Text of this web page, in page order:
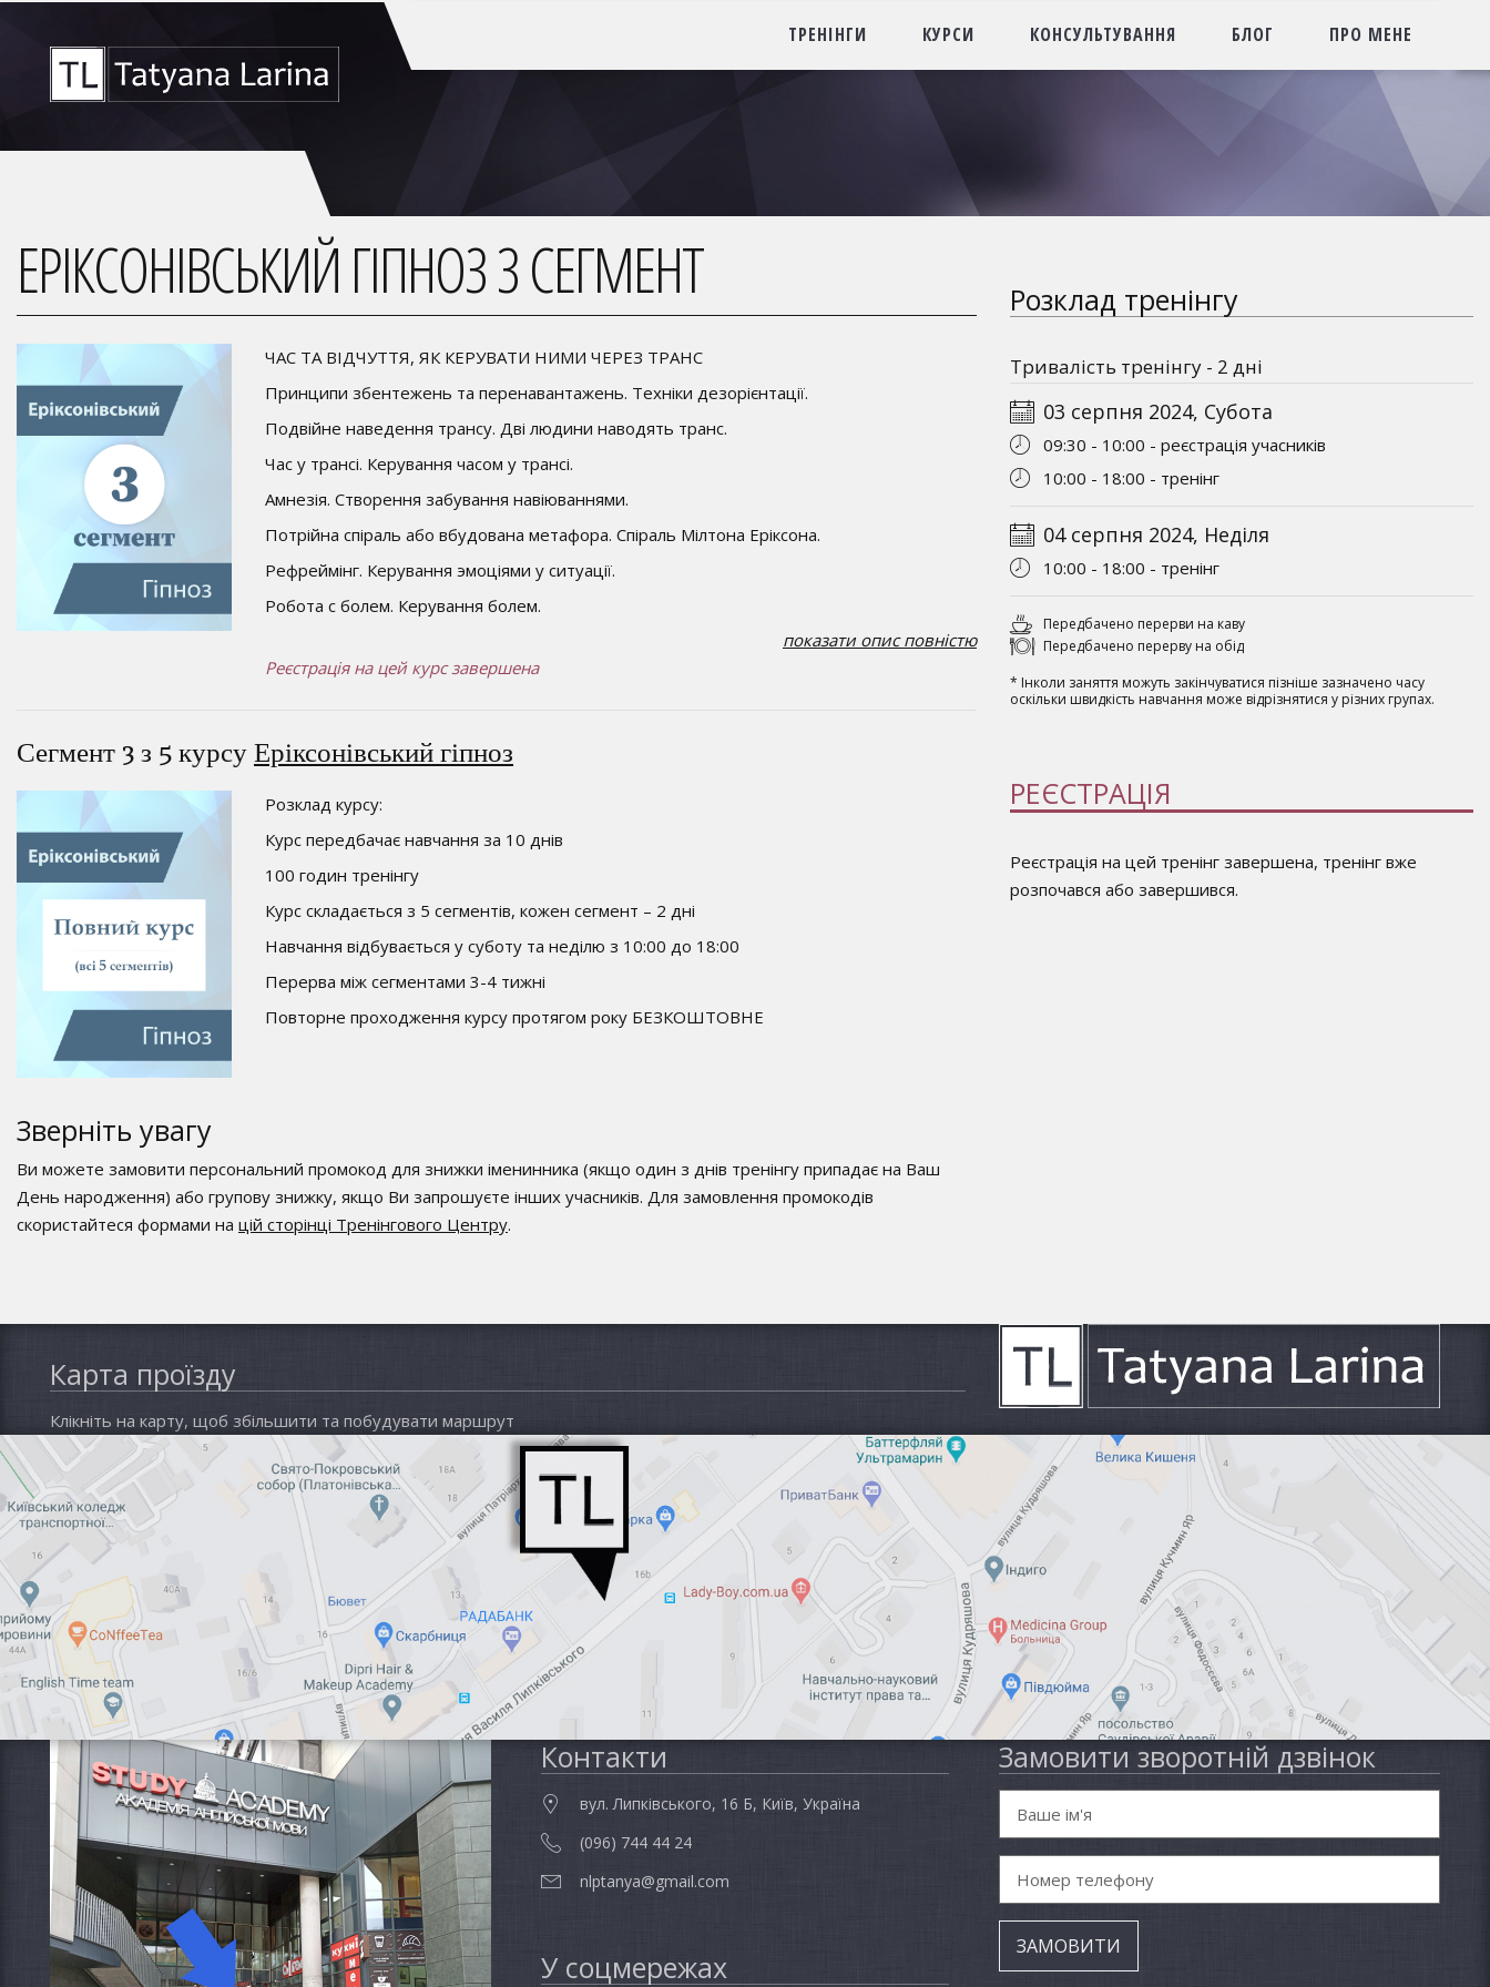
ТРЕНІНГИ КУРСИ КОНСУЛЬТУВАННЯ БЛОГ ПРО МЕНЕ
ЕРІКСОНІВСЬКИЙ ГІПНОЗ 3 СЕГМЕНТ
ЧАС ТА ВІДЧУТТЯ, ЯК КЕРУВАТИ НИМИ ЧЕРЕЗ ТРАНС
Принципи збентежень та перенавантажень. Техніки дезорієнтації.
Подвійне наведення трансу. Дві людини наводять транс.
Час у трансі. Керування часом у трансі.
Амнезія. Створення забування навіюваннями.
Потрійна спіраль або вбудована метафора. Спіраль Мілтона Еріксона.
Рефреймінг. Керування эмоціями у ситуації.
Робота с болем. Керування болем.
показати опис повністю
Реєстрація на цей курс завершена
Сегмент 3 з 5 курсу Еріксонівський гіпноз
Розклад курсу:
Курс передбачає навчання за 10 днів
100 годин тренінгу
Курс складається з 5 сегментів, кожен сегмент – 2 дні
Навчання відбувається у суботу та неділю з 10:00 до 18:00
Перерва між сегментами 3-4 тижні
Повторне проходження курсу протягом року БЕЗКОШТОВНЕ
Зверніть увагу
Ви можете замовити персональний промокод для знижки іменинника (якщо один з днів тренінгу припадає на Ваш
День народження) або групову знижку, якщо Ви запрошуєте інших учасників. Для замовлення промокодів
скористайтеся формами на цій сторінці Тренінгового Центру.
Розклад тренінгу
Тривалість тренінгу - 2 дні
03 серпня 2024, Субота
09:30 - 10:00 - реєстрація учасників
10:00 - 18:00 - тренінг
04 серпня 2024, Неділя
10:00 - 18:00 - тренінг
Передбачено перерви на каву
Передбачено перерву на обід
* Інколи заняття можуть закінчуватися пізніше зазначено часу
оскільки швидкість навчання може відрізнятися у різних групах.
РЕЄСТРАЦІЯ
Реєстрація на цей тренінг завершена, тренінг вже
розпочався або завершився.
Карта проїзду
Клікніть на карту, щоб збільшити та побудувати маршрут
Контакти
вул. Липківського, 16 Б, Київ, Україна
(096) 744 44 24
nlptanya@gmail.com
У соцмережах
Замовити зворотній дзвінок